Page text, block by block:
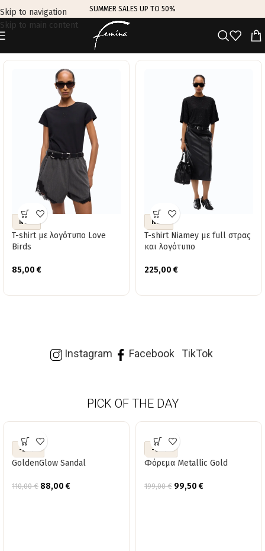
Skip to navigation
Skip to main content
SUMMER SALES UP TO 50%
TRENDING THIS WEEK
NEW
T-shirt με λογότυπο Love
Birds
85,00 €
NEW
T-shirt Niamey με full στρας
και λογότυπο
225,00 €
Instagram Facebook TikTok
PICK OF THE DAY
-20%
GoldenGlow Sandal
110,00€ 88,00 €
-50%
Φόρεμα Metallic Gold
199,00€ 99,50 €